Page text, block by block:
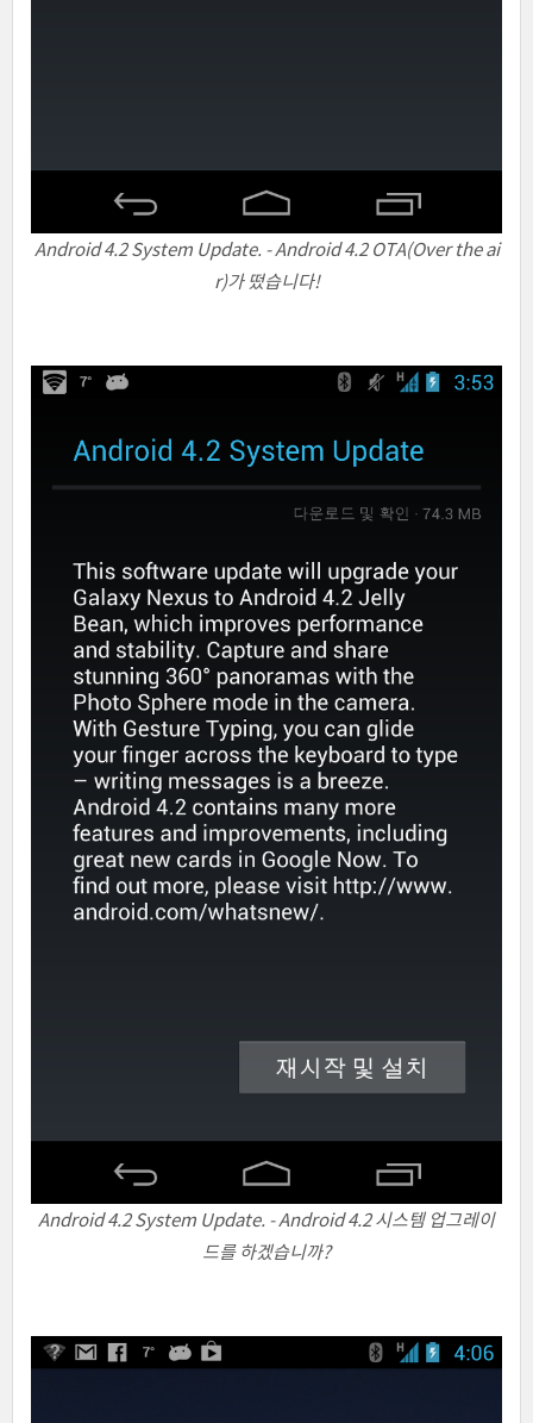
Android 4.2 System Update. - Android 4.2 OTA(Over the ai
r)가 떴습니다!
Android 4.2 System Update. - Android 4.2 시스템 업그레이
드를 하겠습니까?